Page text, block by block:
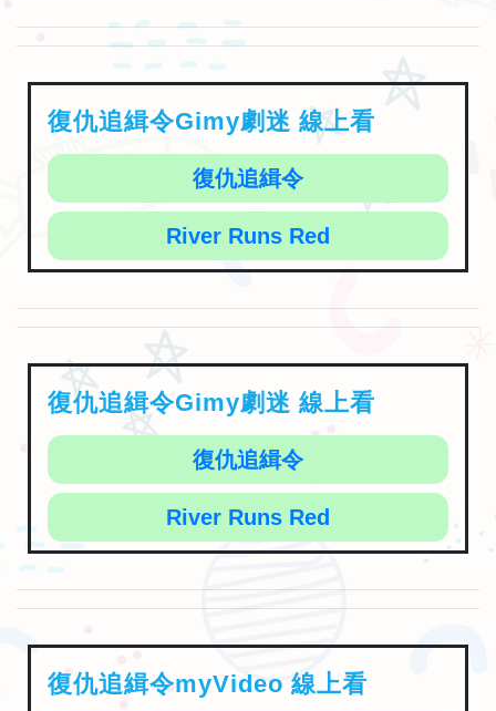
復仇追緝令Gimy劇迷 線上看
復仇追緝令
River Runs Red
復仇追緝令Gimy劇迷 線上看
復仇追緝令
River Runs Red
復仇追緝令myVideo 線上看